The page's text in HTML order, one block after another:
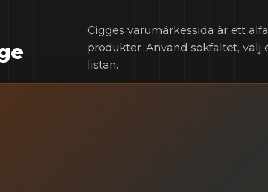
Cigges varumärkessida är ett
produkter. Använd sökfältet,
listan.